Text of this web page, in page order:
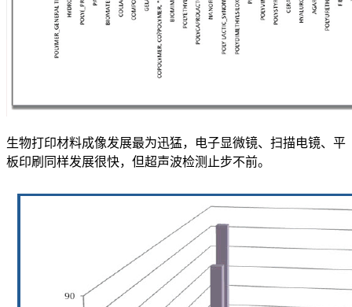
生物打印材料成像发展最为迅猛，电子显微镜、扫描电镜、平
板印刷同样发展很快，但超声波检测止步不前。